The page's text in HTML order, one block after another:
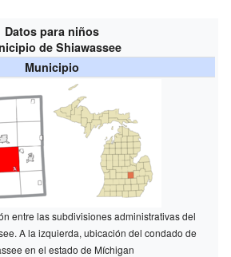
Datos para niños
de Shiawassee
Municipio
entre las subdivisiones administrativas del
A la izquierda, ubicación del condado de
en el estado de Míchigan